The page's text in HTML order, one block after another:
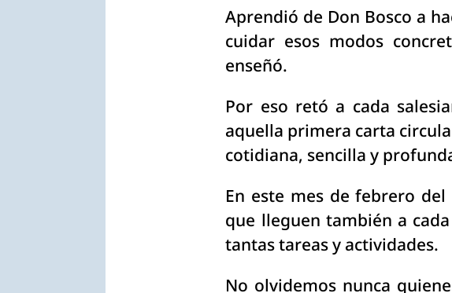
Aprendió de Don Bosco a
cuidar esos modos
enseñó.
Por eso retó a cada
aquella primera carta
cotidiana, sencilla y
En este mes de febrero
que lleguen también a
tantas tareas y actividades.
No olvidemos nunca